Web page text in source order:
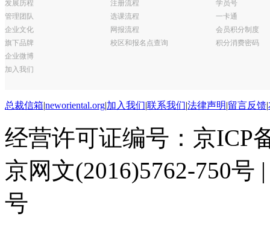
总裁信箱|neworiental.org|加入我们|联系我们|法律声明|留言反馈|
经营许可证编号：京ICP
京网文(2016)5762-750号
号